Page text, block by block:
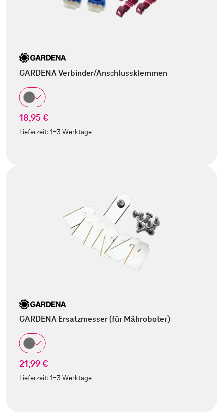
GARDENA Verbinder/Anschlussklemmen
18,95 €
Lieferzeit:1-3 Werktage
GARDENA Ersatzmesser (für Mähroboter)
21,99 €
Lieferzeit:1-3 Werktage